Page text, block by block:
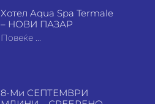
Хотел Aqua Spa Termale
– НОВИ ПАЗАР
Повеќе ...
8-Ми СЕПТЕМВРИ